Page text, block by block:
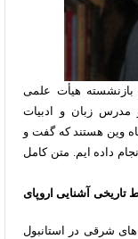
هیأت علمی
مدرس زبان و ادبیات
وین هستند که گفت و
داده ایم. متن کامل
آشنایی اروپای
شرقی در استانبول